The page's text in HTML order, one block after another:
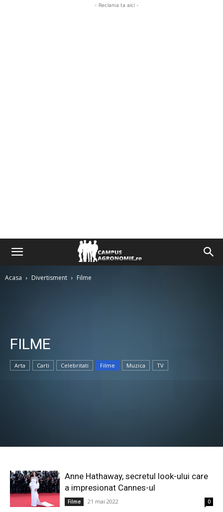
- Reclama ta aici -
Acasa Divertisment Filme
FILME
Arta Carti Celebritati Filme Muzica TV
Anne Hathaway, secretul look-ului care
a impresionat Cannes-ul
Filme 21 mai 2022 0